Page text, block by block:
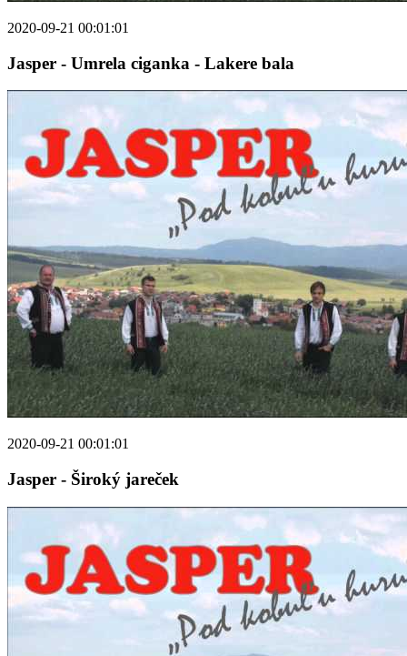
2020-09-21 00:01:01
Jasper - Umrela ciganka - Lakere bala
2020-09-21 00:01:01
Jasper - Široký jareček